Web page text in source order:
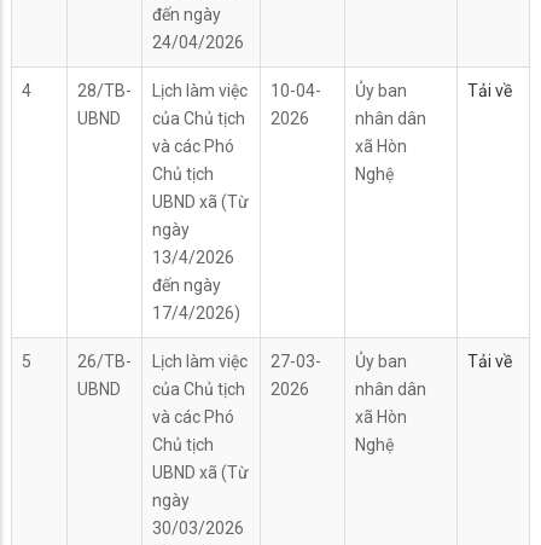
đến ngày
24/04/2026
4
28/TB-
UBND
Lịch làm việc
của Chủ tịch
và các Phó
Chủ tịch
UBND xã (Từ
ngày
13/4/2026
đến ngày
17/4/2026)
10-04-
2026
Ủy ban
nhân dân
xã Hòn
Nghệ
Tải về
5
26/TB-
UBND
Lịch làm việc
của Chủ tịch
và các Phó
Chủ tịch
UBND xã (Từ
ngày
30/03/2026
27-03-
2026
Ủy ban
nhân dân
xã Hòn
Nghệ
Tải về